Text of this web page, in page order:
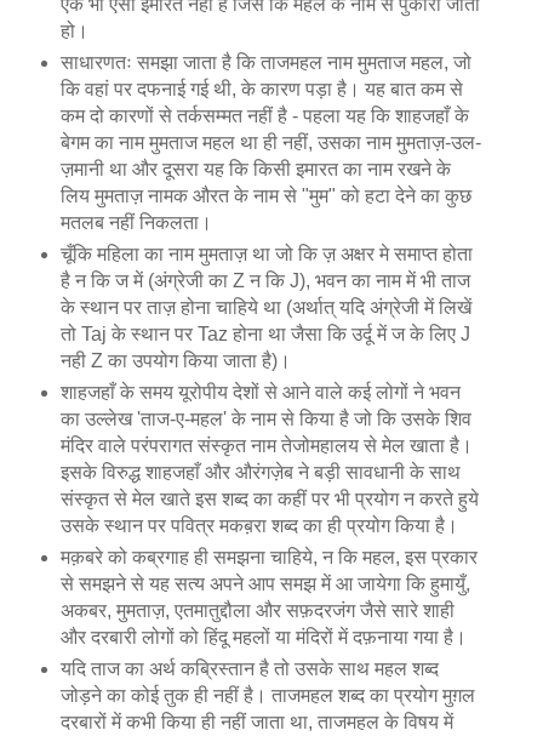
एक भी ऐसी इमारत नहीं है जिसे कि महल के नाम से पुकारा जाता
हो।
साधारणतः समझा जाता है कि ताजमहल नाम मुमताज महल, जो
कि वहां पर दफनाई गई थी, के कारण पड़ा है। यह बात कम से
कम दो कारणों से तर्कसम्मत नहीं है - पहला यह कि शाहजहाँ के
बेगम का नाम मुमताज महल था ही नहीं, उसका नाम मुमताज़-उल-
ज़मानी था और दूसरा यह कि किसी इमारत का नाम रखने के
लिय मुमताज़ नामक औरत के नाम से "मुम" को हटा देने का कुछ
मतलब नहीं निकलता।
चूँकि महिला का नाम मुमताज़ था जो कि ज़ अक्षर मे समाप्त होता
है न कि ज में (अंग्रेजी का Z न कि J), भवन का नाम में भी ताज
के स्थान पर ताज़ होना चाहिये था (अर्थात् यदि अंग्रेजी में लिखें
तो Taj के स्थान पर Taz होना था जैसा कि उर्दू में ज के लिए J
नही Z का उपयोग किया जाता है)।
शाहजहाँ के समय यूरोपीय देशों से आने वाले कई लोगों ने भवन
का उल्लेख 'ताज-ए-महल' के नाम से किया है जो कि उसके शिव
मंदिर वाले परंपरागत संस्कृत नाम तेजोमहालय से मेल खाता है।
इसके विरुद्ध शाहजहाँ और औरंगज़ेब ने बड़ी सावधानी के साथ
संस्कृत से मेल खाते इस शब्द का कहीं पर भी प्रयोग न करते हुये
उसके स्थान पर पवित्र मकब़रा शब्द का ही प्रयोग किया है।
मक़बरे को कब्रगाह ही समझना चाहिये, न कि महल, इस प्रकार
से समझने से यह सत्य अपने आप समझ में आ जायेगा कि हुमायुँ,
अकबर, मुमताज़, एतमातुद्दौला और सफ़दरजंग जैसे सारे शाही
और दरबारी लोगों को हिंदू महलों या मंदिरों में दफ़नाया गया है।
यदि ताज का अर्थ कब्रिस्तान है तो उसके साथ महल शब्द
जोड़ने का कोई तुक ही नहीं है। ताजमहल शब्द का प्रयोग मुग़ल
दरबारों में कभी किया ही नहीं जाता था, ताजमहल के विषय में